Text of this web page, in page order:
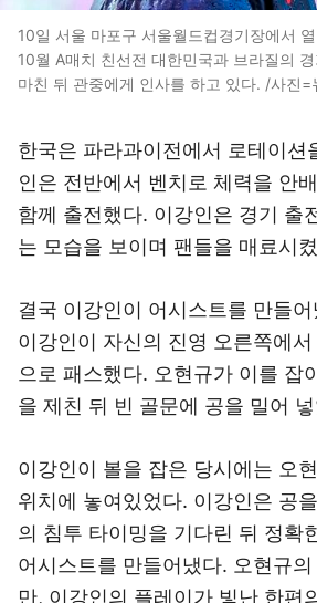
10일 서울 마포구 서울월드컵경기장에서
10월 A매치 친선전 대한민국과 브라질의
마친 뒤 관중에게 인사를 하고 있다. /사진=
한국은 파라과이전에서 로테이션
인은 전반에서 벤치로 체력을 안
함께 출전했다. 이강인은 경기 출
는 모습을 보이며 팬들을 매료시
결국 이강인이 어시스트를 만들
이강인이 자신의 진영 오른쪽에
으로 패스했다. 오현규가 이를 잡
을 제친 뒤 빈 골문에 공을 밀어
이강인이 볼을 잡은 당시에는 오
위치에 놓여있었다. 이강인은 공
의 침투 타이밍을 기다린 뒤 정확
어시스트를 만들어냈다. 오현규
만, 이강인의 플레이가 빛난 한편